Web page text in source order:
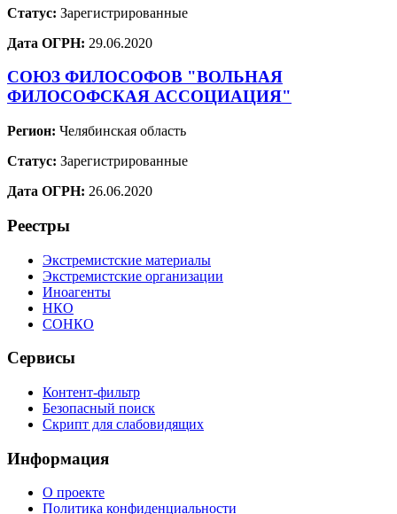
Статус: Зарегистрированные
Дата ОГРН: 29.06.2020
СОЮЗ ФИЛОСОФОВ "ВОЛЬНАЯ
ФИЛОСОФСКАЯ АССОЦИАЦИЯ"
Регион: Челябинская область
Статус: Зарегистрированные
Дата ОГРН: 26.06.2020
Реестры
Экстремистские материалы
Экстремистские организации
Иноагенты
НКО
СОНКО
Сервисы
Контент-фильтр
Безопасный поиск
Скрипт для слабовидящих
Информация
О проекте
Политика конфиденциальности